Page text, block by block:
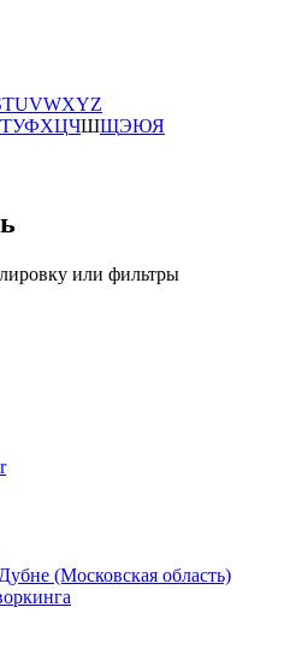
TUVWXYZ
ТУФХЦЧШЩЭЮЯ
или фильтры
(Московская область)